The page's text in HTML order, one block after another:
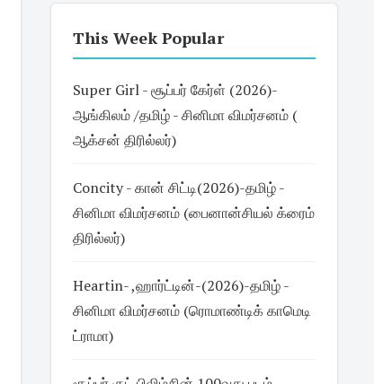
This Week Popular
Super Girl - சூப்பர் கேர்ள் (2026)-
ஆங்கிலம் /தமிழ் - சினிமா விமர்சனம் (
ஆக்சன் திரில்லர்)
Concity - கான் சிட்டி(2026)-தமிழ் -
சினிமா விமர்சனம் (பைனான்சியல் க்ரைம்
திரில்லர்)
Heartin- ,ஹார்ட்டின்-(2026)-தமிழ் -
சினிமா விமர்சனம் (ரொமாண்டிக் காமெடி
ட்ராமா)